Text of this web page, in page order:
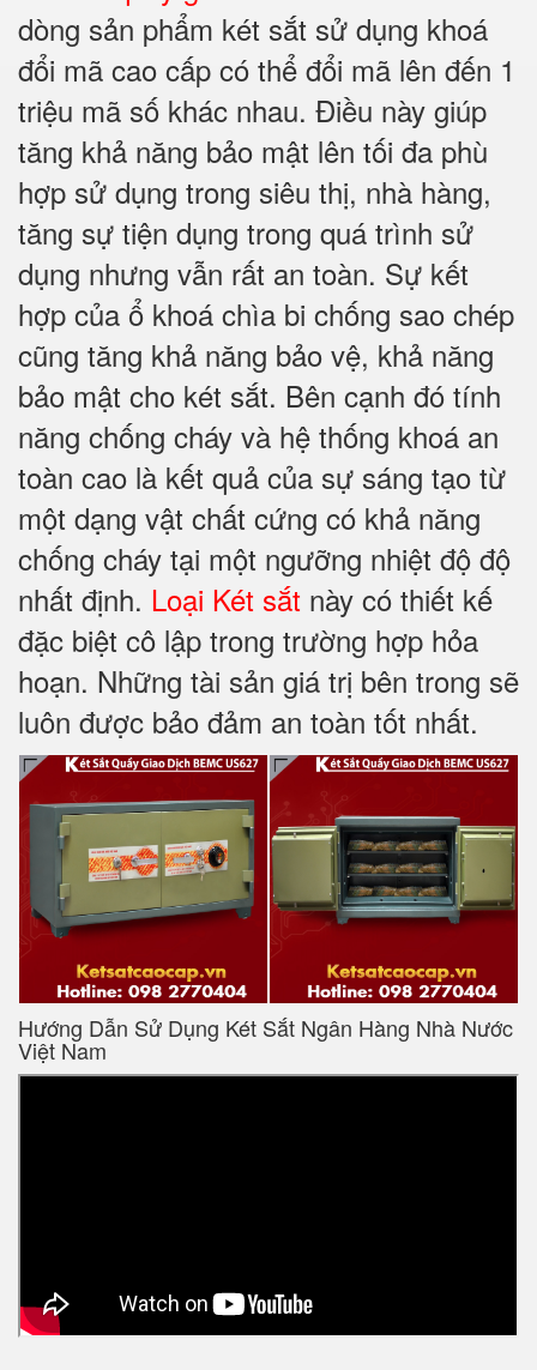
dòng sản phẩm két sắt sử dụng khoá
đổi mã cao cấp có thể đổi mã lên đến 1
triệu mã số khác nhau. Điều này giúp
tăng khả năng bảo mật lên tối đa phù
hợp sử dụng trong siêu thị, nhà hàng,
tăng sự tiện dụng trong quá trình sử
dụng nhưng vẫn rất an toàn. Sự kết
hợp của ổ khoá chìa bi chống sao chép
cũng tăng khả năng bảo vệ, khả năng
bảo mật cho két sắt. Bên cạnh đó tính
năng chống cháy và hệ thống khoá an
toàn cao là kết quả của sự sáng tạo từ
một dạng vật chất cứng có khả năng
chống cháy tại một ngưỡng nhiệt độ độ
nhất định. Loại Két sắt này có thiết kế
đặc biệt cô lập trong trường hợp hỏa
hoạn. Những tài sản giá trị bên trong sẽ
luôn được bảo đảm an toàn tốt nhất.
Hướng Dẫn Sử Dụng Két Sắt Ngân Hàng Nhà Nước
Việt Nam